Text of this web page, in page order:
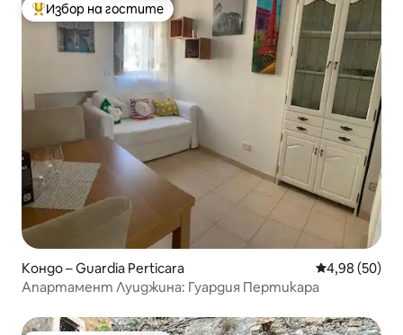
Най-популярен избор на гостите
Избор на гостите
Кондо – Guardia Perticara Средна
4,98 (50)
Апартамент Луиджина: Гуардия Пертикара